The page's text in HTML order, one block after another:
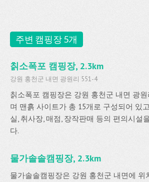
주변 캠핑장 5개
칡소폭포 캠핑장, 2.3km
강원 홍천군 내면 광원리 551-4
칡소폭포 캠핑장은 강원 홍천군 내면 광
며 맨흙 사이트가 총 15개로 구성되어 있
실, 취사장, 매점, 장작판매 등의 편의시설
다.
물가솔솔캠핑장, 2.3km
물가솔솔캠핑장은 강원 홍천군 내면에 위